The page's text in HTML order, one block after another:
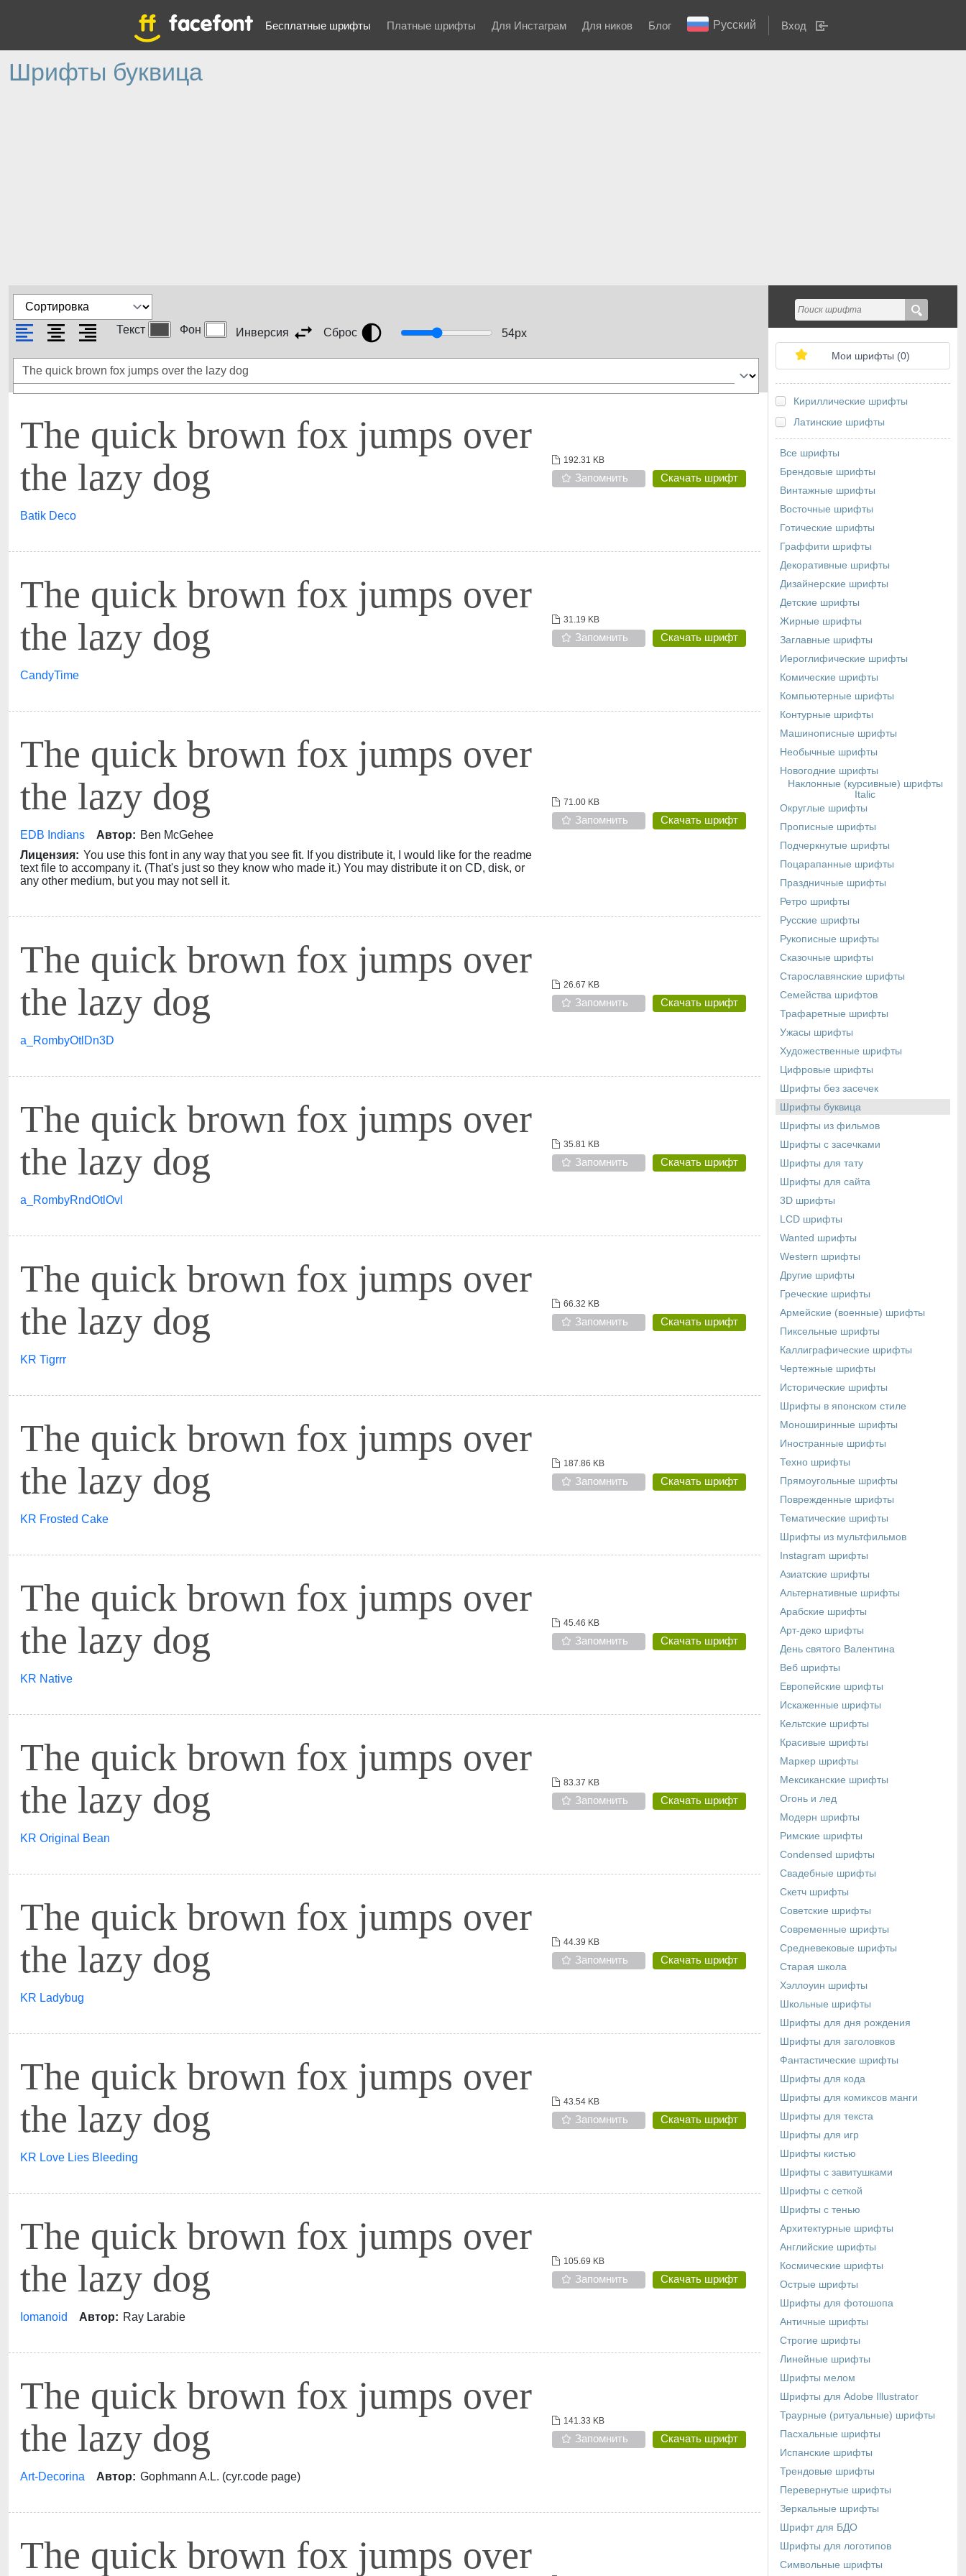
Бесплатные шрифты Платные шрифты Для Инстаграм Для ников Блог Русский Вход
Шрифты буквица
Текст Фон Инверсия Сброс 54px
The quick brown fox jumps over
the lazy dog
Batik Deco
192.31 KB
Запомнить Скачать шрифт
The quick brown fox jumps over
the lazy dog
CandyTime
31.19 KB
Запомнить Скачать шрифт
The quick brown fox jumps over
the lazy dog
EDB Indians Автор: Ben McGehee
Лицензия: You use this font in any way that you see fit. If you distribute it, I would like for the readme
text file to accompany it. (That's just so they know who made it.) You may distribute it on CD, disk, or
any other medium, but you may not sell it.
71.00 KB
Запомнить Скачать шрифт
The quick brown fox jumps over
the lazy dog
a_RombyOtlDn3D
26.67 KB
Запомнить Скачать шрифт
The quick brown fox jumps over
the lazy dog
a_RombyRndOtlOvl
35.81 KB
Запомнить Скачать шрифт
The quick brown fox jumps over
the lazy dog
KR Tigrrr
66.32 KB
Запомнить Скачать шрифт
The quick brown fox jumps over
the lazy dog
KR Frosted Cake
187.86 KB
Запомнить Скачать шрифт
The quick brown fox jumps over
the lazy dog
KR Native
45.46 KB
Запомнить Скачать шрифт
The quick brown fox jumps over
the lazy dog
KR Original Bean
83.37 KB
Запомнить Скачать шрифт
The quick brown fox jumps over
the lazy dog
KR Ladybug
44.39 KB
Запомнить Скачать шрифт
The quick brown fox jumps over
the lazy dog
KR Love Lies Bleeding
43.54 KB
Запомнить Скачать шрифт
The quick brown fox jumps over
the lazy dog
Iomanoid Автор: Ray Larabie
105.69 KB
Запомнить Скачать шрифт
The quick brown fox jumps over
the lazy dog
Art-Decorina Автор: Gophmann A.L. (cyr.code page)
141.33 KB
Запомнить Скачать шрифт
The quick brown fox jumps over
Мои шрифты (0)
Кириллические шрифты
Латинские шрифты
Все шрифты
Брендовые шрифты
Винтажные шрифты
Восточные шрифты
Готические шрифты
Граффити шрифты
Декоративные шрифты
Дизайнерские шрифты
Детские шрифты
Жирные шрифты
Заглавные шрифты
Иероглифические шрифты
Комические шрифты
Компьютерные шрифты
Контурные шрифты
Машинописные шрифты
Необычные шрифты
Новогодние шрифты
Наклонные (курсивные) шрифты
Italic
Округлые шрифты
Прописные шрифты
Подчеркнутые шрифты
Поцарапанные шрифты
Праздничные шрифты
Ретро шрифты
Русские шрифты
Рукописные шрифты
Сказочные шрифты
Старославянские шрифты
Семейства шрифтов
Трафаретные шрифты
Ужасы шрифты
Художественные шрифты
Цифровые шрифты
Шрифты без засечек
Шрифты буквица
Шрифты из фильмов
Шрифты с засечками
Шрифты для тату
Шрифты для сайта
3D шрифты
LCD шрифты
Wanted шрифты
Western шрифты
Другие шрифты
Греческие шрифты
Армейские (военные) шрифты
Пиксельные шрифты
Каллиграфические шрифты
Чертежные шрифты
Исторические шрифты
Шрифты в японском стиле
Моноширинные шрифты
Иностранные шрифты
Техно шрифты
Прямоугольные шрифты
Поврежденные шрифты
Тематические шрифты
Шрифты из мультфильмов
Instagram шрифты
Азиатские шрифты
Альтернативные шрифты
Арабские шрифты
Арт-деко шрифты
День святого Валентина
Веб шрифты
Европейские шрифты
Искаженные шрифты
Кельтские шрифты
Красивые шрифты
Маркер шрифты
Мексиканские шрифты
Огонь и лед
Модерн шрифты
Римские шрифты
Сondensed шрифты
Свадебные шрифты
Скетч шрифты
Советские шрифты
Современные шрифты
Средневековые шрифты
Старая школа
Хэллоуин шрифты
Школьные шрифты
Шрифты для дня рождения
Шрифты для заголовков
Фантастические шрифты
Шрифты для кода
Шрифты для комиксов манги
Шрифты для текста
Шрифты для игр
Шрифты кистью
Шрифты с завитушками
Шрифты с сеткой
Шрифты с тенью
Архитектурные шрифты
Английские шрифты
Космические шрифты
Острые шрифты
Шрифты для фотошопа
Античные шрифты
Строгие шрифты
Линейные шрифты
Шрифты мелом
Шрифты для Adobe Illustrator
Траурные (ритуальные) шрифты
Пасхальные шрифты
Испанские шрифты
Трендовые шрифты
Перевернутые шрифты
Зеркальные шрифты
Шрифт для БДО
Шрифты для логотипов
Символьные шрифты